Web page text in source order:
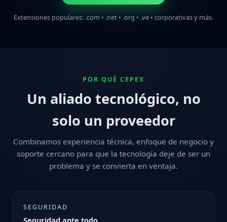
Extensiones populares: .com • .net • .org • .ve • corporativas y más.
POR QUÉ CEPEX
Un aliado tecnológico, no
solo un proveedor
Combinamos experiencia técnica, enfoque de negocio y
soporte cercano para que la tecnología deje de ser un
problema y se convierta en ventaja.
SEGURIDAD
Seguridad ante todo